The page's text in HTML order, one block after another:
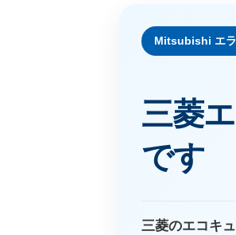
Mitsubishi エ
三菱
です
三菱のエコキ